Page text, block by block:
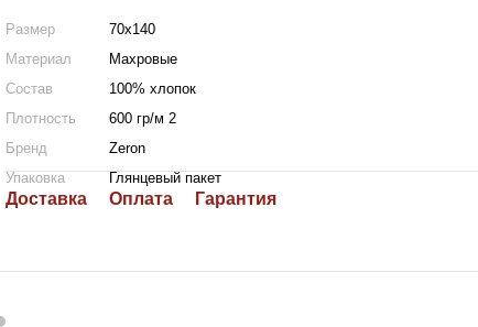
Размер
70х140
Материал
Махровые
Состав
100% хлопок
Плотность
600 гр/м 2
Бренд
Zeron
Упаковка
Глянцевый пакет
Доставка Оплата Гарантия